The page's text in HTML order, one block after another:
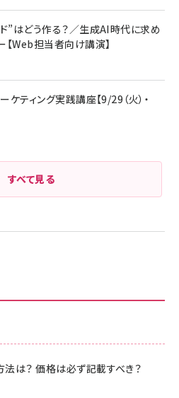
キングをもっと見る
絡まないケーブル 240W 結束バン
PD対応 シリコン素材採用 iPhone
/ Galaxy iPad Pro MacBook
対応 (1.8m ミッドナイトブラック)
は？ 価格は必ず記載すべき？
”はどう作る？／生成AI時代に求め
Web担当者向け講演】
ティング実践講座【9/29（火）・
すべて見る